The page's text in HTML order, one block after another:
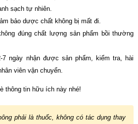
sạch tự nhiên.
bảo dược chất không bị mất đi.
đúng chất lượng sản phẩm bồi thường
7 ngày nhận được sản phẩm, kiểm tra, hài
viên vận chuyển.
thông tin hữu ích này nhé!
phải là thuốc, không có tác dụng thay